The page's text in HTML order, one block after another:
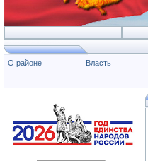
О районе Власть